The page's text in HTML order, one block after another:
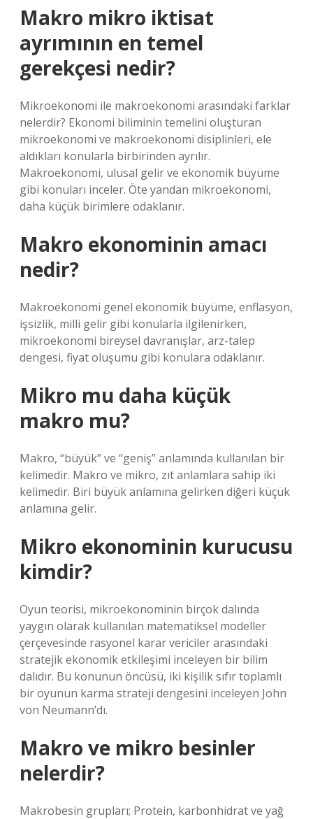
Makro mikro iktisat
ayrımının en temel
gerekçesi nedir?
Mikroekonomi ile makroekonomi arasındaki farklar
nelerdir? Ekonomi biliminin temelini oluşturan
mikroekonomi ve makroekonomi disiplinleri, ele
aldıkları konularla birbirinden ayrılır.
Makroekonomi, ulusal gelir ve ekonomik büyüme
gibi konuları inceler. Öte yandan mikroekonomi,
daha küçük birimlere odaklanır.
Makro ekonominin amacı
nedir?
Makroekonomi genel ekonomik büyüme, enflasyon,
işsizlik, milli gelir gibi konularla ilgilenirken,
mikroekonomi bireysel davranışlar, arz-talep
dengesi, fiyat oluşumu gibi konulara odaklanır.
Mikro mu daha küçük
makro mu?
Makro, “büyük” ve “geniş” anlamında kullanılan bir
kelimedir. Makro ve mikro, zıt anlamlara sahip iki
kelimedir. Biri büyük anlamına gelirken diğeri küçük
anlamına gelir.
Mikro ekonominin kurucusu
kimdir?
Oyun teorisi, mikroekonominin birçok dalında
yaygın olarak kullanılan matematiksel modeller
çerçevesinde rasyonel karar vericiler arasındaki
stratejik ekonomik etkileşimi inceleyen bir bilim
dalıdır. Bu konunun öncüsü, iki kişilik sıfır toplamlı
bir oyunun karma strateji dengesini inceleyen John
von Neumann’dı.
Makro ve mikro besinler
nelerdir?
Makrobesin grupları; Protein, karbonhidrat ve yağ